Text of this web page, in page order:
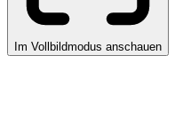
Im Vollbildmodus anschauen